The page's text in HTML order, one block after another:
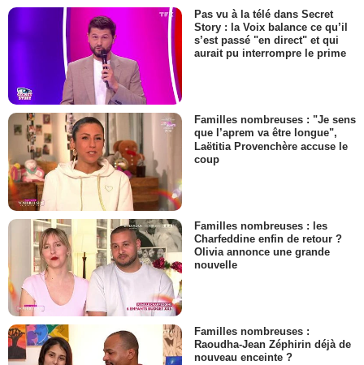
Pas vu à la télé dans Secret
Story : la Voix balance ce qu’il
s’est passé "en direct" et qui
aurait pu interrompre le prime
Familles nombreuses : "Je sens
que l’aprem va être longue",
Laëtitia Provenchère accuse le
coup
Familles nombreuses : les
Charfeddine enfin de retour ?
Olivia annonce une grande
nouvelle
Familles nombreuses :
Raoudha-Jean Zéphirin déjà de
nouveau enceinte ?